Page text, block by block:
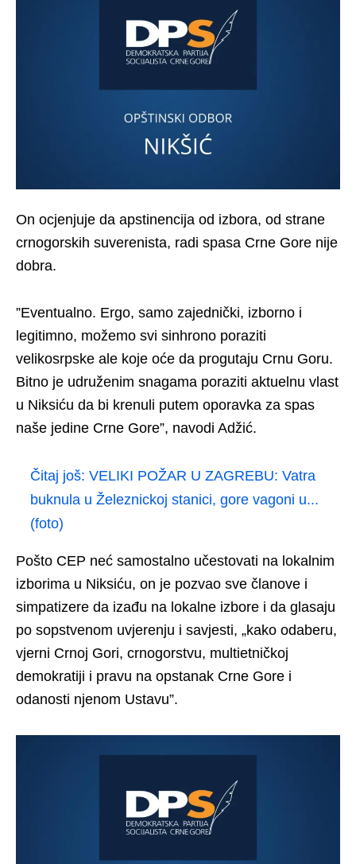
On ocjenjuje da apstinencija od izbora, od strane
crnogorskih suverenista, radi spasa Crne Gore nije
dobra.
”Eventualno. Ergo, samo zajednički, izborno i
legitimno, možemo svi sinhrono poraziti
velikosrpske ale koje oće da progutaju Crnu Goru.
Bitno je udruženim snagama poraziti aktuelnu vlast
u Niksiću da bi krenuli putem oporavka za spas
naše jedine Crne Gore”, navodi Adžić.
Čitaj još: VELIKI POŽAR U ZAGREBU: Vatra
buknula u Železnickoj stanici, gore vagoni u...
(foto)
Pošto CEP neć samostalno učestovati na lokalnim
izborima u Niksiću, on je pozvao sve članove i
simpatizere da izađu na lokalne izbore i da glasaju
po sopstvenom uvjerenju i savjesti, „kako odaberu,
vjerni Crnoj Gori, crnogorstvu, multietničkoj
demokratiji i pravu na opstanak Crne Gore i
odanosti njenom Ustavu”.